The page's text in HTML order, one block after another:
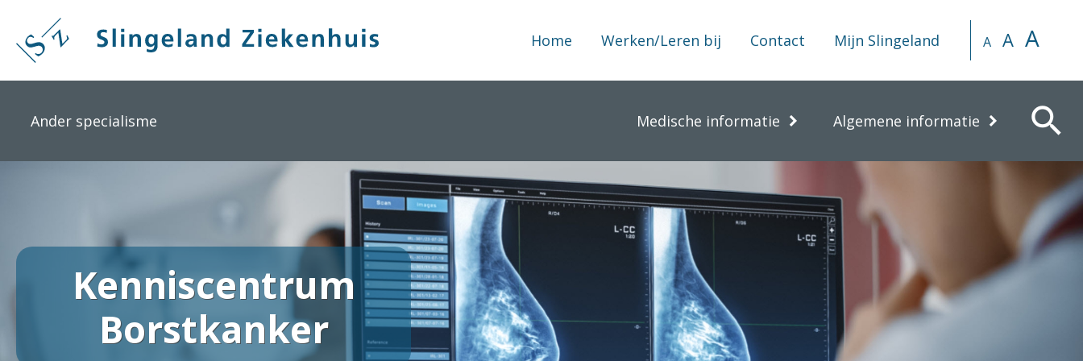
naar
Home Werken/Leren bij Contact Mijn Slingeland A A A
Ander specialisme Medische informatie Algemene informatie search
Kenniscentrum
Borstkanker